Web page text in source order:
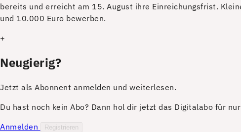
bereits und erreicht am 15. August ihre Einreichungsfrist.
und 10.000 Euro bewerben.
+
Neugierig?
Jetzt als Abonnent anmelden und weiterlesen.
Du hast noch kein Abo? Dann hol dir jetzt das Digitalabo für
Anmelden
Registrieren